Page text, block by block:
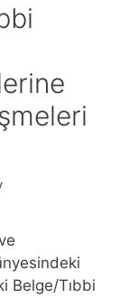
Belge/Tıbbi